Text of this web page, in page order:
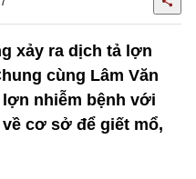
xảy ra dịch tả lợn
cùng Lâm Văn
nhiễm bệnh với
cơ sở để giết mổ,